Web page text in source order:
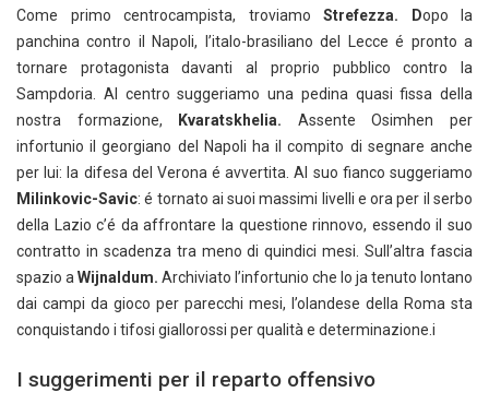
Come primo centrocampista, troviamo Strefezza. Dopo la
panchina contro il Napoli, l’italo-brasiliano del Lecce é pronto a
tornare protagonista davanti al proprio pubblico contro la
Sampdoria. Al centro suggeriamo una pedina quasi fissa della
nostra formazione,
Kvaratskhelia. Assente Osimhen per
infortunio il georgiano del Napoli ha il compito di segnare anche
per lui: la difesa del Verona é avvertita. Al suo fianco suggeriamo
Milinkovic-Savic: é tornato ai suoi massimi livelli e ora per il serbo
della Lazio c’é da affrontare la questione rinnovo, essendo il suo
contratto in scadenza tra meno di quindici mesi. Sull’altra fascia
spazio aWijnaldum. Archiviato l’infortunio che lo ja tenuto lontano
dai campi da gioco per parecchi mesi, l’olandese della Roma sta
conquistando i tifosi giallorossi per qualità e determinazione.i
I suggerimenti per il reparto offensivo